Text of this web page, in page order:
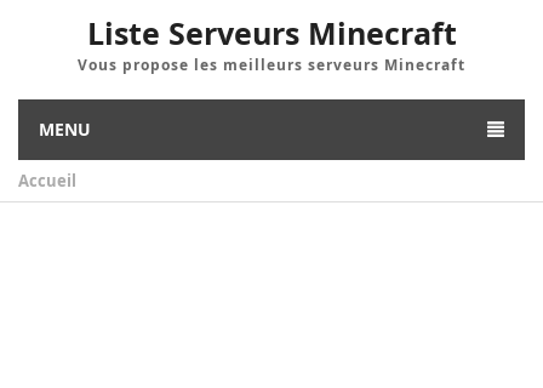
Liste Serveurs Minecraft
Vous propose les meilleurs serveurs Minecraft
MENU
Accueil